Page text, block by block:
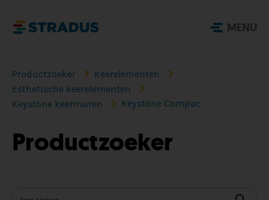
MENU
Productzoeker
Keerelementen
Esthetische keerelementen
Keystone keermuren
Keystone Compac
Productzoeker